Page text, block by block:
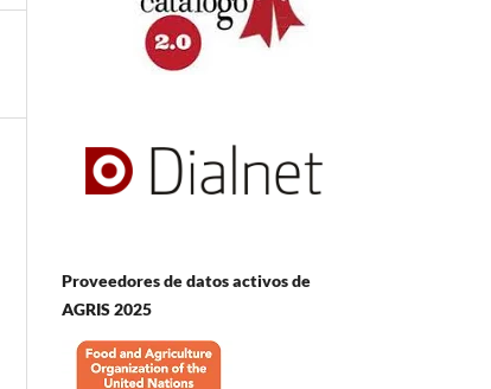
Proveedores de datos activos de
AGRIS 2025